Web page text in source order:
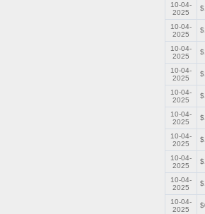
10-04-
2025
10-04-
2025
10-04-
2025
10-04-
2025
10-04-
2025
10-04-
2025
10-04-
2025
10-04-
2025
10-04-
2025
10-04-
2025